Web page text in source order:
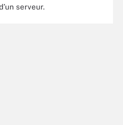
serveur.